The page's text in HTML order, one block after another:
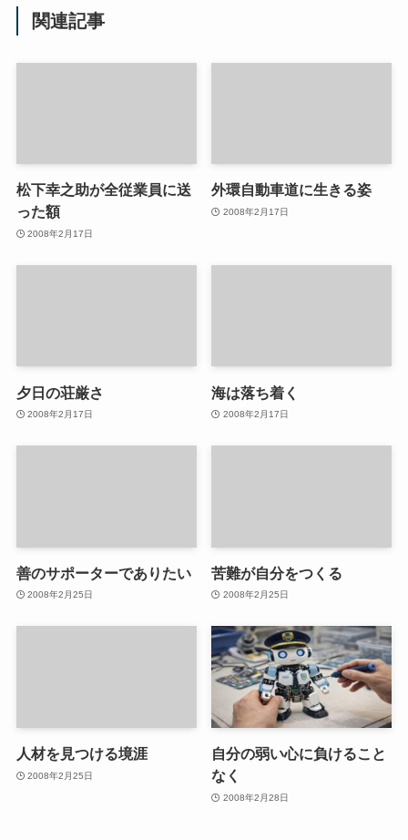
関連記事
松下幸之助が全従業員に送
った額
2008年2月17日
外環自動車道に生きる姿
2008年2月17日
夕日の荘厳さ
2008年2月17日
海は落ち着く
2008年2月17日
善のサポーターでありたい
2008年2月25日
苦難が自分をつくる
2008年2月25日
人材を見つける境涯
2008年2月25日
自分の弱い心に負けること
なく
2008年2月28日